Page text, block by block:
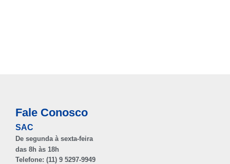
Fale Conosco
SAC
De segunda à sexta-feira
das 8h às 18h
Telefone: (11) 9 5297-9949